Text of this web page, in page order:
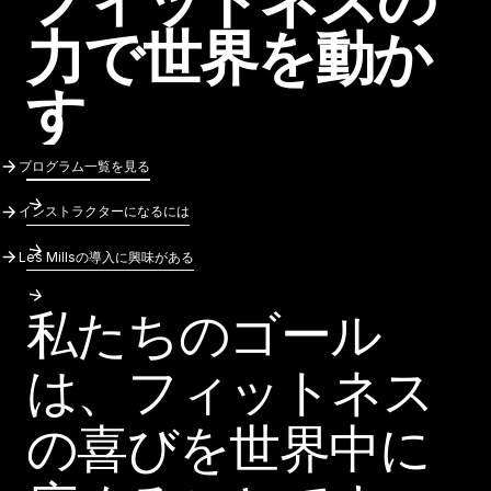
力で世界を動か
す
プログラム一覧を見る
プログラム一覧を見る
インストラクターになるには
インストラクターになるには
Les Millsの導入に興味がある
Les Millsの導入に興味がある
私たちのゴール
は、フィットネス
の喜びを世界中に